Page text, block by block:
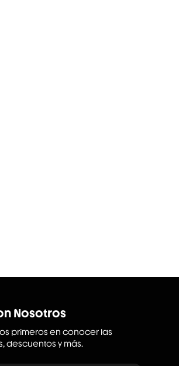
Nosotros
primeros en conocer las
descuentos y más.